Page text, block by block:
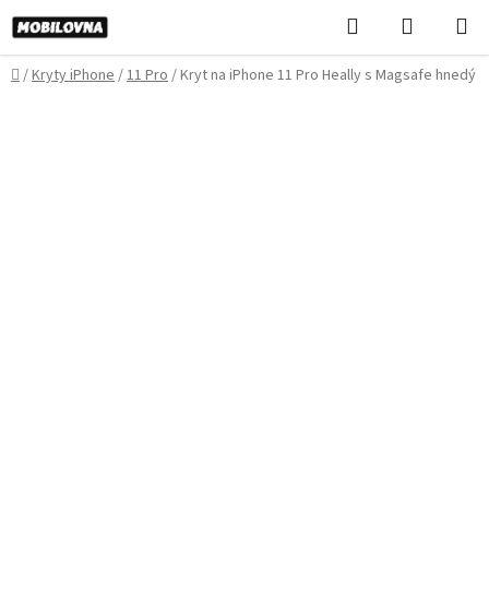
Prejsť
na
obsah
Hľadať
KOŠÍK
Domov
/Kryty iPhone/11 Pro/Kryt na iPhone 11 Pro Heally s Magsafe hnedý